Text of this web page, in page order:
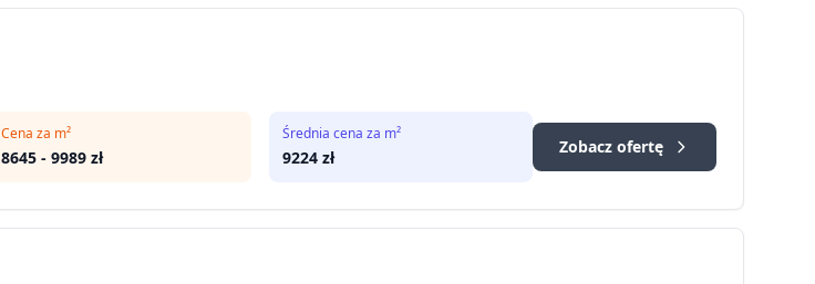
Cena za m²
8645 - 9989 zł
Średnia cena za m²
9224 zł
Zobacz ofertę